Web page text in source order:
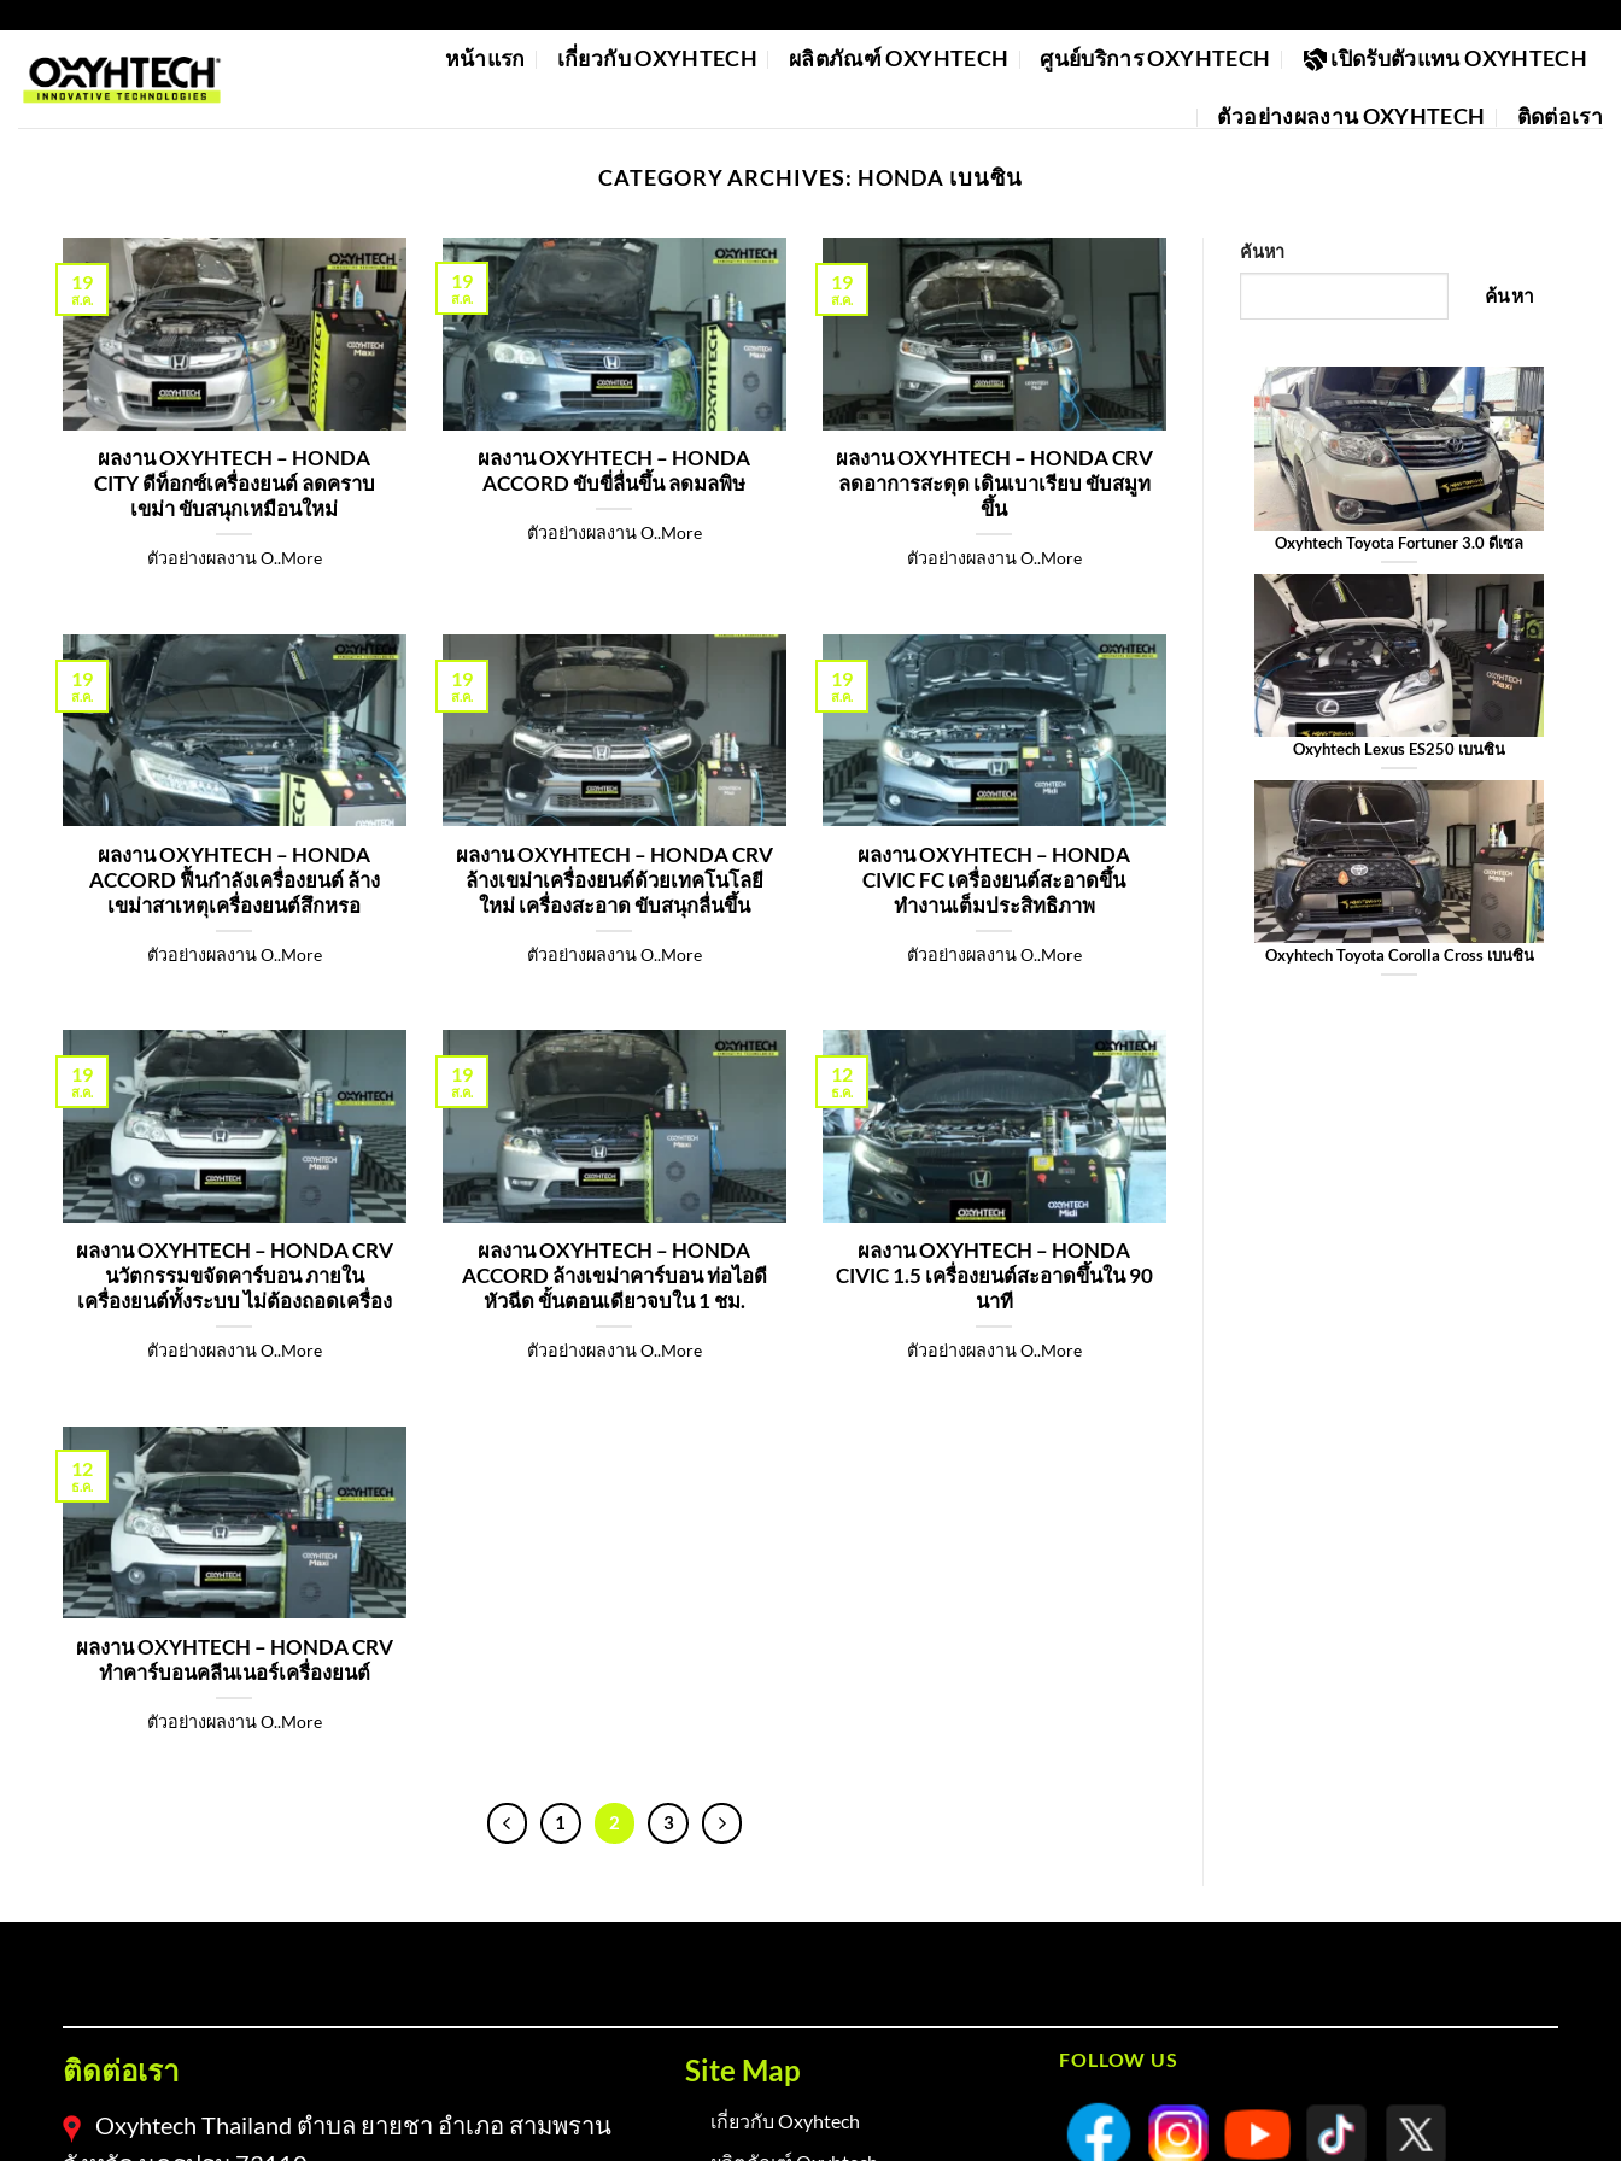
หน้าแรก เกี่ยวกับ OXYHTECH ผลิตภัณฑ์ OXYHTECH ศูนย์บริการ OXYHTECH เปิดรับตัวแทน OXYHTECH
ตัวอย่างผลงาน OXYHTECH ติดต่อเรา
CATEGORY ARCHIVES: HONDA เบนซิน
ผลงาน OXYHTECH – HONDA
CITY ดีท็อกซ์เครื่องยนต์ ลดคราบ
เขม่า ขับสนุกเหมือนใหม่
ตัวอย่างผลงาน O..More
19
ส.ค.
ผลงาน OXYHTECH – HONDA
ACCORD ขับขี่ลื่นขึ้น ลดมลพิษ
ตัวอย่างผลงาน O..More
19
ส.ค.
ผลงาน OXYHTECH – HONDA CRV
ลดอาการสะดุด เดินเบาเรียบ ขับสมูท
ขึ้น
ตัวอย่างผลงาน O..More
19
ส.ค.
ผลงาน OXYHTECH – HONDA
ACCORD ฟื้นกำลังเครื่องยนต์ ล้าง
เขม่าสาเหตุเครื่องยนต์สึกหรอ
ตัวอย่างผลงาน O..More
19
ส.ค.
ผลงาน OXYHTECH – HONDA CRV
ล้างเขม่าเครื่องยนต์ด้วยเทคโนโลยี
ใหม่ เครื่องสะอาด ขับสนุกลื่นขึ้น
ตัวอย่างผลงาน O..More
19
ส.ค.
ผลงาน OXYHTECH – HONDA
CIVIC FC เครื่องยนต์สะอาดขึ้น
ทำงานเต็มประสิทธิภาพ
ตัวอย่างผลงาน O..More
19
ส.ค.
ผลงาน OXYHTECH – HONDA CRV
นวัตกรรมขจัดคาร์บอน ภายใน
เครื่องยนต์ทั้งระบบ ไม่ต้องถอดเครื่อง
ตัวอย่างผลงาน O..More
19
ส.ค.
ผลงาน OXYHTECH – HONDA
ACCORD ล้างเขม่าคาร์บอน ท่อไอดี
หัวฉีด ขั้นตอนเดียวจบใน 1 ชม.
ตัวอย่างผลงาน O..More
19
ส.ค.
ผลงาน OXYHTECH – HONDA
CIVIC 1.5 เครื่องยนต์สะอาดขึ้นใน 90
นาที
ตัวอย่างผลงาน O..More
12
ธ.ค.
ผลงาน OXYHTECH – HONDA CRV
ทำคาร์บอนคลีนเนอร์เครื่องยนต์
ตัวอย่างผลงาน O..More
12
ธ.ค.
1 2 3
ค้นหา
ค้นหา
Oxyhtech Toyota Fortuner 3.0 ดีเซล
Oxyhtech Lexus ES250 เบนซิน
Oxyhtech Toyota Corolla Cross เบนซิน
ติดต่อเรา
Oxyhtech Thailand ตำบล ยายชา อำเภอ สามพราน
Site Map
เกี่ยวกับ Oxyhtech
FOLLOW US